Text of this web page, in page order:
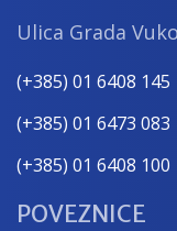
Ulica Grada
(+385) 01 6408 145
(+385) 01 6473 083
(+385) 01 6408 100
POVEZNICE